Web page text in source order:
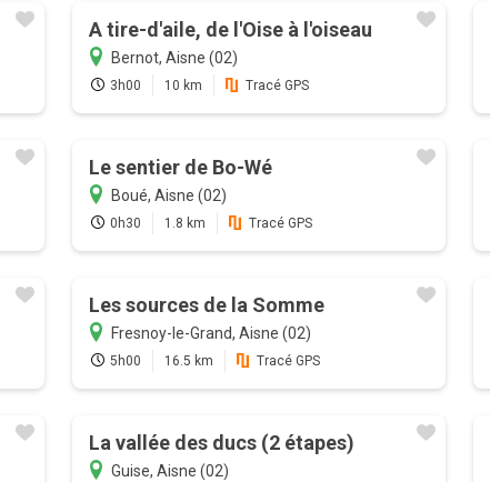
A tire-d'aile, de l'Oise à l'oiseau
Bernot, Aisne (02)
3h00 10 km Tracé GPS
Le sentier de Bo-Wé
Boué, Aisne (02)
0h30 1.8 km Tracé GPS
Les sources de la Somme
Fresnoy-le-Grand, Aisne (02)
5h00 16.5 km Tracé GPS
La vallée des ducs (2 étapes)
Guise, Aisne (02)